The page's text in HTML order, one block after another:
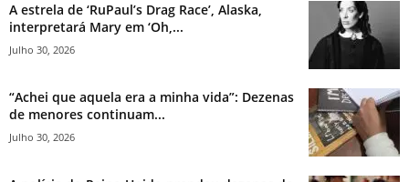
A estrela de ‘RuPaul’s Drag Race’, Alaska,
interpretará Mary em ‘Oh,...
Julho 30, 2026
“Achei que aquela era a minha vida”: Dezenas
de menores continuam...
Julho 30, 2026